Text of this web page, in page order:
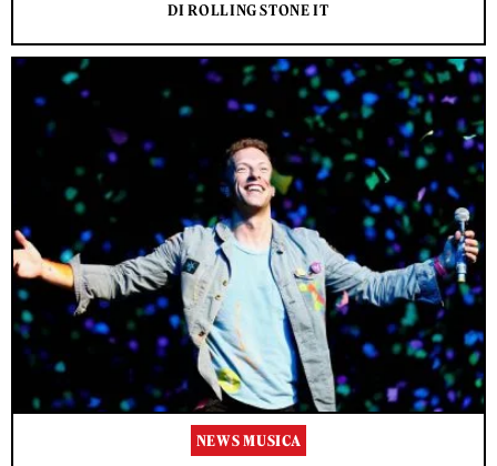
DI ROLLING STONE IT
NEWS MUSICA